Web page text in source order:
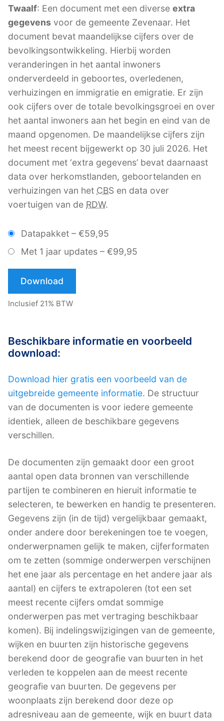
Twaalf: Een document met een diverse extra
gegevens voor de gemeente Zevenaar. Het
document bevat maandelijkse cijfers over de
bevolkingsontwikkeling. Hierbij worden
veranderingen in het aantal inwoners
onderverdeeld in geboortes, overledenen,
verhuizingen en immigratie en emigratie. Er zijn
ook cijfers over de totale bevolkingsgroei en over
het aantal inwoners aan het begin en eind van de
maand opgenomen. De maandelijkse cijfers zijn
het meest recent bijgewerkt op 30 juli 2026. Het
document met ‘extra gegevens’ bevat daarnaast
data over herkomstlanden, geboortelanden en
verhuizingen van het CBS en data over
voertuigen van de RDW.
Datapakket – €59,95
Met 1 jaar updates – €99,95
Download
Inclusief 21% BTW
Beschikbare informatie en voorbeeld
download:
Download hier gratis een voorbeeld van de
uitgebreide gemeente informatie. De structuur
van de documenten is voor iedere gemeente
identiek, alleen de beschikbare gegevens
verschillen.
De documenten zijn gemaakt door een groot
aantal open data bronnen van verschillende
partijen te combineren en hieruit informatie te
selecteren, te bewerken en handig te presenteren.
Gegevens zijn (in de tijd) vergelijkbaar gemaakt,
onder andere door berekeningen toe te voegen,
onderwerpnamen gelijk te maken, cijferformaten
om te zetten (sommige onderwerpen verschijnen
het ene jaar als percentage en het andere jaar als
aantal) en cijfers te extrapoleren (tot een set
meest recente cijfers omdat sommige
onderwerpen pas met vertraging beschikbaar
komen). Bij indelingswijzigingen van de gemeente,
wijken en buurten zijn historische gegevens
berekend door de geografie van buurten in het
verleden te koppelen aan de meest recente
geografie van buurten. De gegevens per
woonplaats zijn berekend door deze op
adresniveau aan de gemeente, wijk en buurt data